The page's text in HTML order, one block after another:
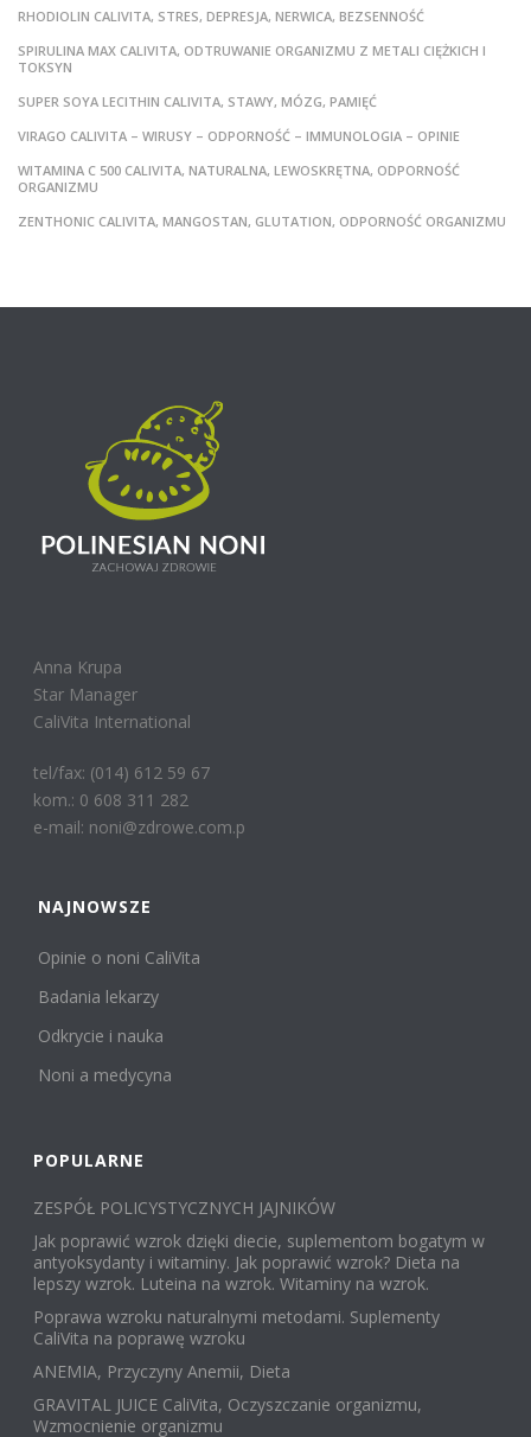
RHODIOLIN CALIVITA, STRES, DEPRESJA, NERWICA, BEZSENNOŚĆ
SPIRULINA MAX CALIVITA, ODTRUWANIE ORGANIZMU Z METALI CIĘŻKICH I
TOKSYN
SUPER SOYA LECITHIN CALIVITA, STAWY, MÓZG, PAMIĘĆ
VIRAGO CALIVITA – WIRUSY – ODPORNOŚĆ – IMMUNOLOGIA – OPINIE
WITAMINA C 500 CALIVITA, NATURALNA, LEWOSKRĘTNA, ODPORNOŚĆ
ORGANIZMU
ZENTHONIC CALIVITA, MANGOSTAN, GLUTATION, ODPORNOŚĆ ORGANIZMU
Anna Krupa
Star Manager
CaliVita International
tel/fax: (014) 612 59 67
kom.: 0 608 311 282
e-mail: noni@zdrowe.com.p
NAJNOWSZE
Opinie o noni CaliVita
Badania lekarzy
Odkrycie i nauka
Noni a medycyna
POPULARNE
ZESPÓŁ POLICYSTYCZNYCH JAJNIKÓW
Jak poprawić wzrok dzięki diecie, suplementom bogatym w
antyoksydanty i witaminy. Jak poprawić wzrok? Dieta na
lepszy wzrok. Luteina na wzrok. Witaminy na wzrok.
Poprawa wzroku naturalnymi metodami. Suplementy
CaliVita na poprawę wzroku
ANEMIA, Przyczyny Anemii, Dieta
GRAVITAL JUICE CaliVita, Oczyszczanie organizmu,
Wzmocnienie organizmu